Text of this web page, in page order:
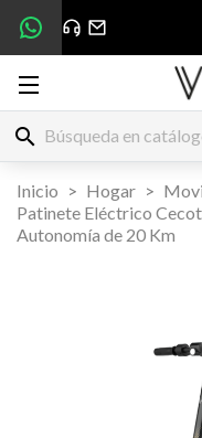
search
Inicio Hogar
Patinete Eléctrico
Autonomía de 20 Km